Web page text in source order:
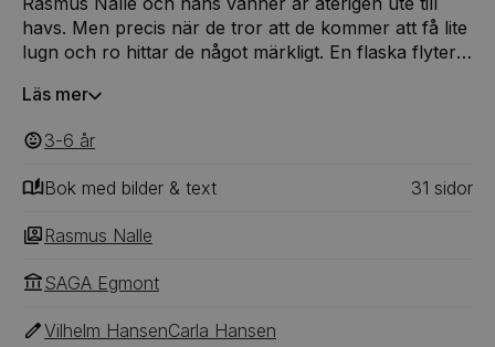
havs. Men precis när de tror att de kommer att få lite
lugn och ro hittar de något märkligt. En flaska flyter
meddelande. Vännerna bestämmer sig för leta upp
hans vänner på ett nytt spännande äventyr!
Läs mer
3-6 ‎‎ år
Bok med bilder & text 31 ‎‎ sidor
Rasmus Nalle
SAGA Egmont
Vilhelm HansenCarla Hansen